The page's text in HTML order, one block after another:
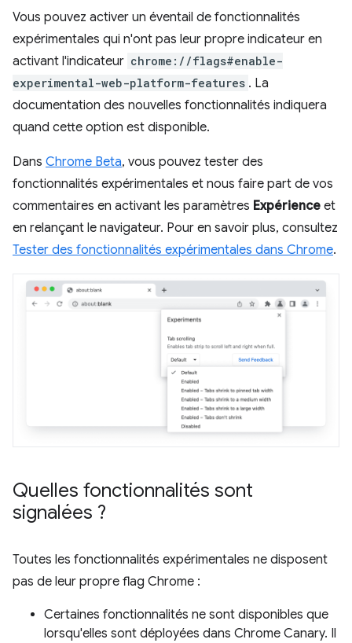
Vous pouvez activer un éventail de fonctionnalités
expérimentales qui n'ont pas leur propre indicateur en
activant l'indicateur chrome://flags#enable-
experimental-web-platform-features . La
documentation des nouvelles fonctionnalités indiquera
quand cette option est disponible.
Dans Chrome Beta, vous pouvez tester des
fonctionnalités expérimentales et nous faire part de vos
commentaires en activant les paramètres Expérience et
en relançant le navigateur. Pour en savoir plus, consultez
Tester des fonctionnalités expérimentales dans Chrome.
Quelles fonctionnalités sont
signalées ?
Toutes les fonctionnalités expérimentales ne disposent
pas de leur propre flag Chrome :
Certaines fonctionnalités ne sont disponibles que
lorsqu'elles sont déployées dans Chrome Canary. Il